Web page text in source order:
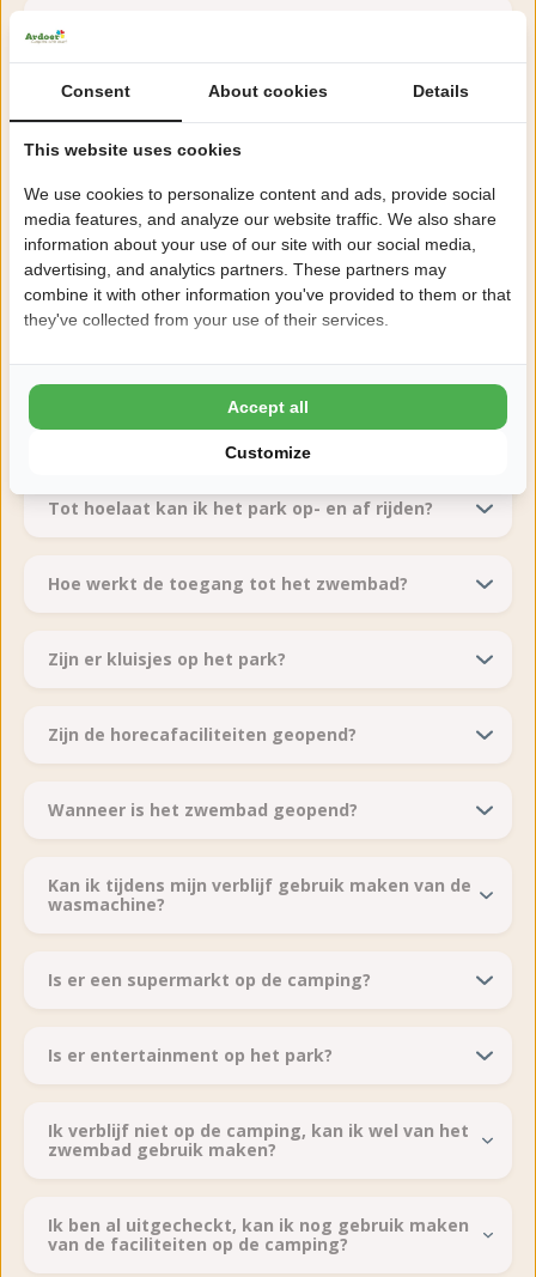
omgeving van de camping?
Welke attracties zijn er in de omgeving?
Ligt de camping in de buurt van het strand?
Kunnen familie/vrienden een bezoekje brengen
aan de camping?
Hoe ver is het naar het centrum van Renesse?
Installations et horaires d'ouverture
Tot hoelaat kan ik het park op- en af rijden?
Hoe werkt de toegang tot het zwembad?
Zijn er kluisjes op het park?
Zijn de horecafaciliteiten geopend?
Wanneer is het zwembad geopend?
Kan ik tijdens mijn verblijf gebruik maken van de
wasmachine?
Is er een supermarkt op de camping?
Is er entertainment op het park?
Ik verblijf niet op de camping, kan ik wel van het
zwembad gebruik maken?
Ik ben al uitgecheckt, kan ik nog gebruik maken
van de faciliteiten op de camping?
Consent About cookies Details
This website uses cookies
We use cookies to personalize content and ads, provide social
media features, and analyze our website traffic. We also share
information about your use of our site with our social media,
advertising, and analytics partners. These partners may
combine it with other information you've provided to them or that
they've collected from your use of their services.
Customize
Accept all